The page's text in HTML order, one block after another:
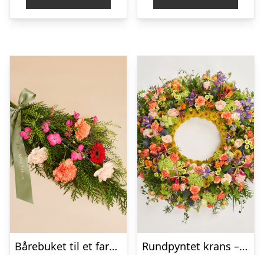
Bårebuket til et farverigt minde med bånd
Rundpyntet krans – Et farverigt farvel